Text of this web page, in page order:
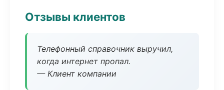
Отзывы клиентов
Телефонный справочник выручил,
когда интернет пропал.
— Клиент компании